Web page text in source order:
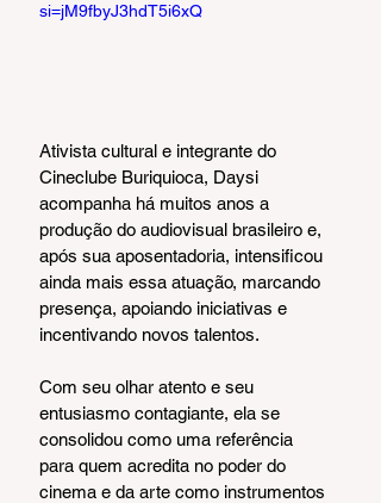
si=jM9fbyJ3hdT5i6xQ
Ativista cultural e integrante do
Cineclube Buriquioca, Daysi
acompanha há muitos anos a
produção do audiovisual brasileiro e,
após sua aposentadoria, intensificou
ainda mais essa atuação, marcando
presença, apoiando iniciativas e
incentivando novos talentos.
Com seu olhar atento e seu
entusiasmo contagiante, ela se
consolidou como uma referência
para quem acredita no poder do
cinema e da arte como instrumentos